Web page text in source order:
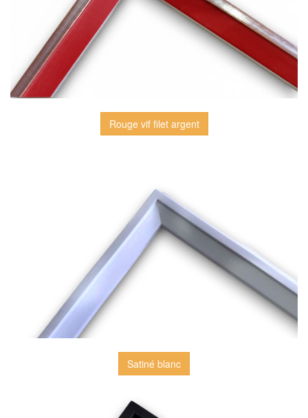
Rouge vif filet argent
Satiné blanc